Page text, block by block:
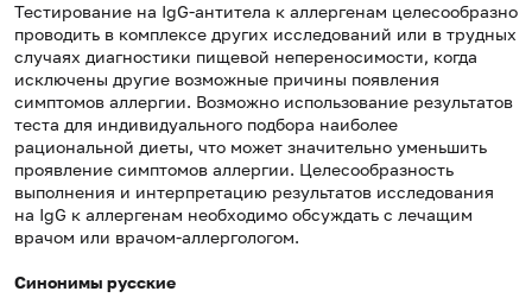
Тестирование на IgG-антитела к аллергенам целесообразно
проводить в комплексе других исследований или в трудных
случаях диагностики пищевой непереносимости, когда
исключены другие возможные причины появления
симптомов аллергии. Возможно использование результатов
теста для индивидуального подбора наиболее
рациональной диеты, что может значительно уменьшить
проявление симптомов аллергии. Целесообразность
выполнения и интерпретацию результатов исследования
на IgG к аллергенам необходимо обсуждать с лечащим
врачом или врачом-аллергологом.
Синонимы русские